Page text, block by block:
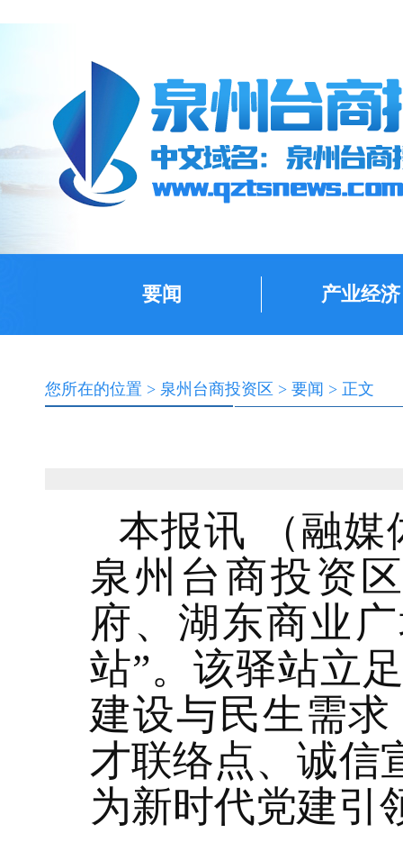
要闻 产业经济
您所在的位置 > 泉州台商投资区 > 要闻 > 正文
本报讯 （融媒
泉州台商投资
府、湖东商业
站”。该驿站立
建设与民生需
才联络点、诚信
为新时代党建引